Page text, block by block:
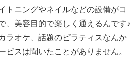
トニングやネイルなどの設備がコ
、美容目的で楽しく通えるんです♪
ラオケ、話題のピラティスなんか
ビスは聞いたことがありません。